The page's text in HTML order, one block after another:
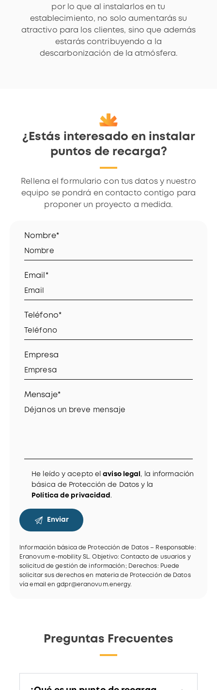
por lo que al instalarlos en tu
establecimiento, no solo aumentarás su
atractivo para los clientes, sino que además
estarás contribuyendo a la
descarbonización de la atmósfera.
¿Estás interesado en instalar
puntos de recarga?
Rellena el formulario con tus datos y nuestro
equipo se pondrá en contacto contigo para
proponer un proyecto a medida.
Nombre*
Email*
Teléfono*
Empresa
Mensaje*
He leído y acepto elaviso legal , la información
básica de Protección de Datos y la
Política de privacidad .
Información básica de Protección de Datos – Responsable:
Eranovum e-mobility SL. Objetivo: Contacto de usuarios y
solicitud de gestión de información; Derechos: Puede
solicitar sus derechos en materia de Protección de Datos
vía email en gdpr@eranovum.energy.
Preguntas Frecuentes